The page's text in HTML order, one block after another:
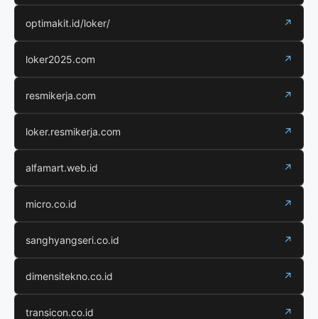
optimakit.id/loker/ ↗
loker2025.com ↗
resmikerja.com ↗
loker.resmikerja.com ↗
alfamart.web.id ↗
micro.co.id ↗
sanghyangseri.co.id ↗
dimensitekno.co.id ↗
transicon.co.id ↗